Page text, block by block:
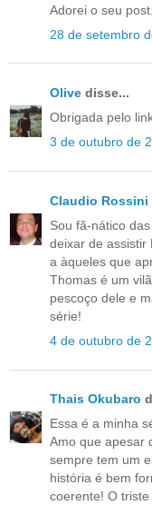
Adorei o seu
28 de setembro
Olive disse...
Obrigada pelo
3 de outubro de
Claudio Rossini
Sou fã-nático
deixar de assistir
a àqueles que
Thomas é um
pescoço dele e
série!
4 de outubro de
Thais Okubaro
Essa é a minha
Amo que apesar
sempre tem um
história é bem
coerente! O